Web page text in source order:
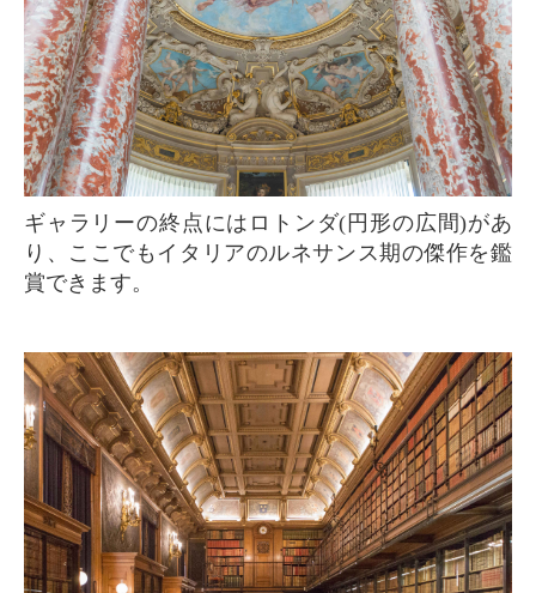
ギャラリーの終点にはロトンダ(円形の広間)があ
り、ここでもイタリアのルネサンス期の傑作を鑑
賞できます。